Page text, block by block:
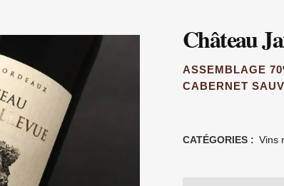
Château
ASSEMBLAGE
CABERNET
CATÉGORIES : Vins